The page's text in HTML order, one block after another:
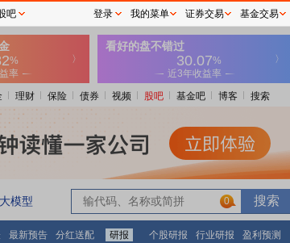
理财 保险 债券 视频 股吧 基金吧 博客 搜索
模型 0
最新预告 分红送配 研报 个股研报 行业研报
盈利预测
吧 登录 我的菜单 证券交易 基金交易